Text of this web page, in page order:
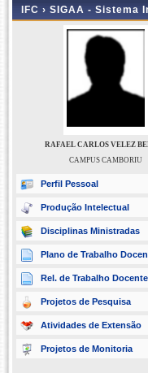
IFC › SIGAA - Sistema
RAFAEL CARLOS VELEZ
CAMPUS CAMBORIU
Perfil Pessoal
Produção Intelectual
Disciplinas Ministradas
Plano de Trabalho
Rel. de Trabalho Docente
Projetos de Pesquisa
Atividades de Extensão
Projetos de Monitoria